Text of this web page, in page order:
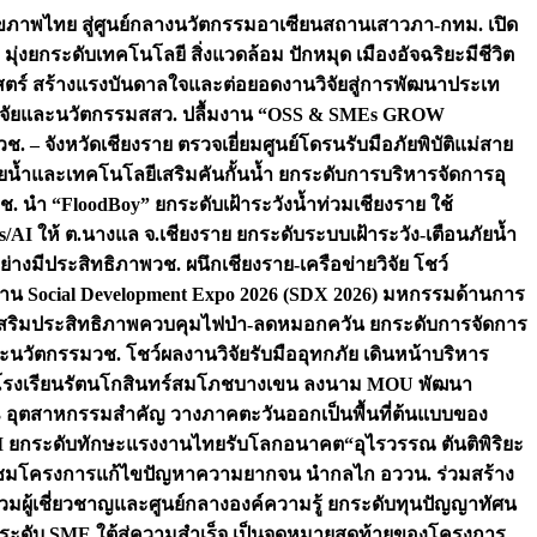
ภาพไทย สู่ศูนย์กลางนวัตกรรมอาเซียนสถานเสาวภา-กทม. เปิด
งยกระดับเทคโนโลยี สิ่งแวดล้อม ปักหมุด เมืองอัจฉริยะมีชีวิต
สร้างแรงบันดาลใจและต่อยอดงานวิจัยสู่การพัฒนาประเท
ยและนวัตกรรมสสว. ปลื้มงาน “OSS & SMEs GROW
ช. – จังหวัดเชียงราย ตรวจเยี่ยมศูนย์โดรนรับมือภัยพิบัติแม่สาย
ำและเทคโนโลยีเสริมคันกั้นน้ำ ยกระดับการบริหารจัดการอุ
. นำ “FloodBoy” ยกระดับเฝ้าระวังน้ำท่วมเชียงราย ใช้
ให้ ต.นางแล จ.เชียงราย ยกระดับระบบเฝ้าระวัง-เตือนภัยน้ำ
างมีประสิทธิภาพวช. ผนึกเชียงราย-เครือข่ายวิจัย โชว์
Development Expo 2026 (SDX 2026) มหกรรมด้านการ
ริมประสิทธิภาพควบคุมไฟป่า-ลดหมอกควัน ยกระดับการจัดการ
นวัตกรรมวช. โชว์ผลงานวิจัยรับมืออุทกภัย เดินหน้าบริหาร
งเรียนรัตนโกสินทร์สมโภชบางเขน ลงนาม MOU พัฒนา
อุตสาหกรรมสำคัญ วางภาคตะวันออกเป็นพื้นที่ต้นแบบของ
ยกระดับทักษะแรงงานไทยรับโลกอนาคต“อุไรวรรณ ตันติพิริยะ
มโครงการแก้ไขปัญหาความยากจน นำกลไก อววน. ร่วมสร้าง
วมผู้เชี่ยวชาญและศูนย์กลางองค์ความรู้ ยกระดับทุนปัญญาทัศน